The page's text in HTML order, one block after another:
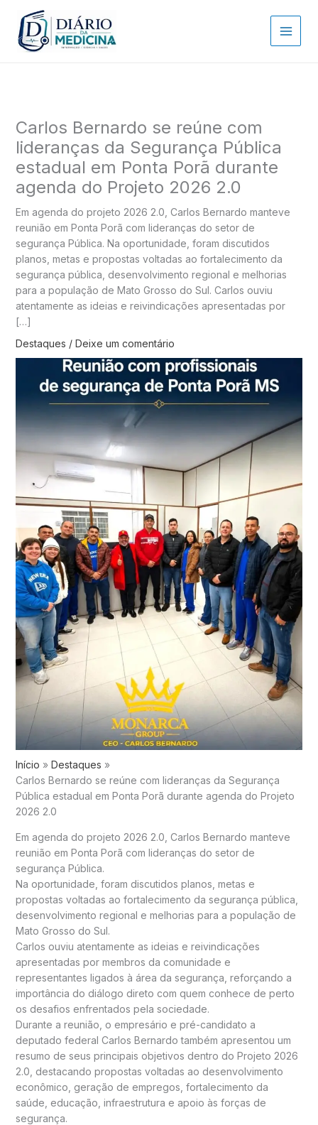
para
conteúdo
Carlos Bernardo se reúne com
lideranças da Segurança Pública
estadual em Ponta Porã durante
agenda do Projeto 2026 2.0
Em agenda do projeto 2026 2.0, Carlos Bernardo manteve
reunião em Ponta Porã com lideranças do setor de
segurança Pública. Na oportunidade, foram discutidos
planos, metas e propostas voltadas ao fortalecimento da
segurança pública, desenvolvimento regional e melhorias
para a população de Mato Grosso do Sul. Carlos ouviu
atentamente as ideias e reivindicações apresentadas por
[…]
Destaques / Deixe um comentário
Início
Destaques
Carlos Bernardo se reúne com lideranças da Segurança
Pública estadual em Ponta Porã durante agenda do Projeto
2026 2.0
Em agenda do projeto 2026 2.0, Carlos Bernardo manteve
reunião em Ponta Porã com lideranças do setor de
segurança Pública.
Na oportunidade, foram discutidos planos, metas e
propostas voltadas ao fortalecimento da segurança pública,
desenvolvimento regional e melhorias para a população de
Mato Grosso do Sul.
Carlos ouviu atentamente as ideias e reivindicações
apresentadas por membros da comunidade e
representantes ligados à área da segurança, reforçando a
importância do diálogo direto com quem conhece de perto
os desafios enfrentados pela sociedade.
Durante a reunião, o empresário e pré-candidato a
deputado federal Carlos Bernardo também apresentou um
resumo de seus principais objetivos dentro do Projeto 2026
2.0, destacando propostas voltadas ao desenvolvimento
econômico, geração de empregos, fortalecimento da
saúde, educação, infraestrutura e apoio às forças de
segurança.